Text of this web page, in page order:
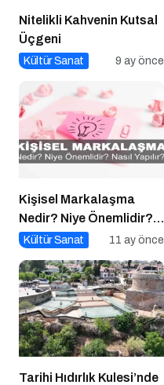
Nitelikli Kahvenin Kutsal
Üçgeni
Kültür Sanat 9 ay önce
Kişisel Markalaşma
Nedir? Niye Önemlidir?
Kişisel Markalaşma
Kültür Sanat 11 ay önce
Tarihi Hıdırlık Kulesi’nde